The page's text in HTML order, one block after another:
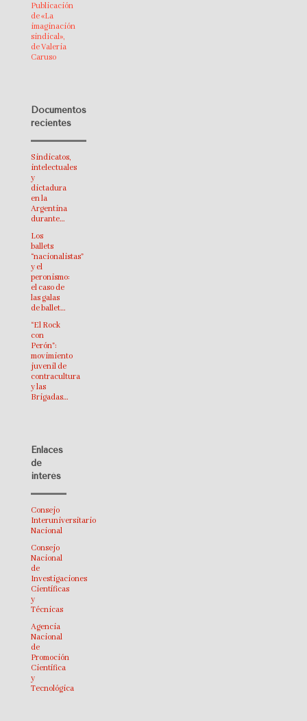
Publicación
de «La
imaginación
sindical»,
de Valeria
Caruso
Documentos
recientes
Sindicatos,
intelectuales
y
dictadura
en la
Argentina
durante…
Los
ballets
“nacionalistas”
y el
peronismo:
el caso de
las galas
de ballet…
“El Rock
con
Perón”:
movimiento
juvenil de
contracultura
y las
Brigadas…
Enlaces
de
interés
Consejo
Interuniversitario
Nacional
Consejo
Nacional
de
Investigaciones
Científicas
y
Técnicas
Agencia
Nacional
de
Promoción
Científica
y
Tecnológica